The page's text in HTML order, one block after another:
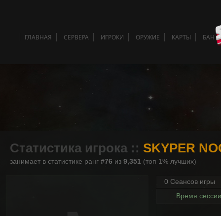
ГЛАВНАЯ СЕРВЕРА ИГРОКИ ОРУЖИЕ КАРТЫ БАН
Статистика игрока :: SKYPER
занимает в статистике ранг #76 из 9,351 (топ 1% лучших)
0 Сеансов игры
Время